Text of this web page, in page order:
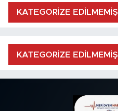
KATEGORİZE EDİLMEMİŞ
KATEGORİZE EDİLMEMİŞ